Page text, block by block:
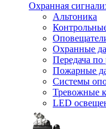
Охранная
Альтоника
Охранные
Передача по
Пожарные
Системы
Тревожные
LED